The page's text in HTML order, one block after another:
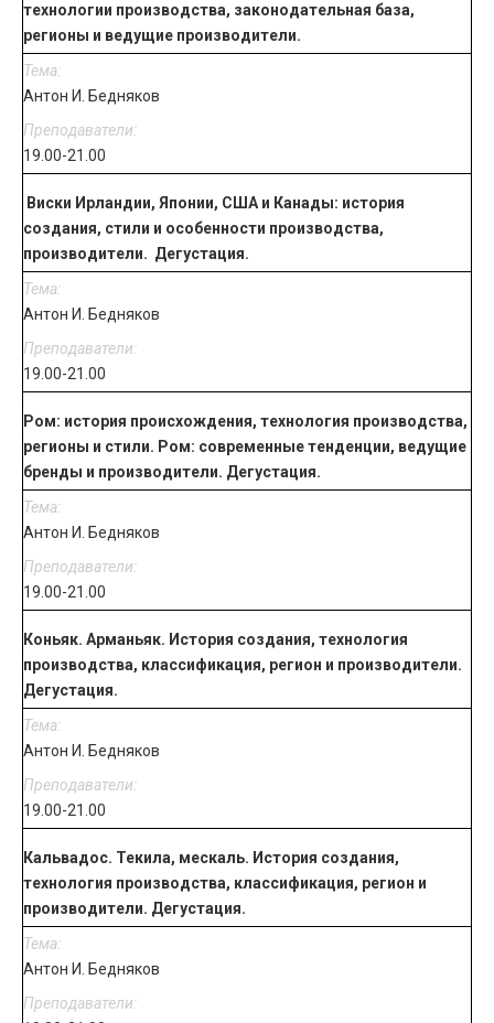
технологии производства, законодательная база,
регионы и ведущие производители.
Антон И. Бедняков
19.00-21.00
Виски Ирландии, Японии, США и Канады: история
создания, стили и особенности производства,
производители. Дегустация.
Антон И. Бедняков
19.00-21.00
Ром: история происхождения, технология производства,
регионы и стили. Ром: современные тенденции, ведущие
бренды и производители. Дегустация.
Антон И. Бедняков
19.00-21.00
Коньяк. Арманьяк. История создания, технология
производства, классификация, регион и производители.
Дегустация.
Антон И. Бедняков
19.00-21.00
Кальвадос. Текила, мескаль. История создания,
технология производства, классификация, регион и
производители. Дегустация.
Антон И. Бедняков